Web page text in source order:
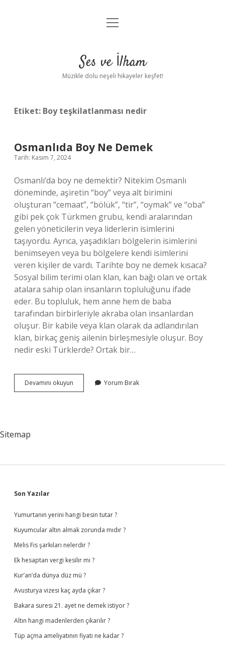
Anasayfa
Yasal Uyarı
menüyü
Ses ve İlham
Müzikle dolu neşeli hikayeler keşfet!
Etiket: Boy teşkilatlanması nedir
Osmanlıda Boy Ne Demek
Tarih: Kasım 7, 2024
Osmanlı’da boy ne demektir? Nitekim Osmanlı
döneminde, aşiretin “boy” veya alt birimini
oluşturan “cemaat”, “bölük”, “tir”, “oymak” ve “oba”
gibi pek çok Türkmen grubu, kendi aralarından
gelen yöneticilerin veya liderlerin isimlerini
taşıyordu. Ayrıca, yaşadıkları bölgelerin isimlerini
benimseyen veya bu bölgelere kendi isimlerini
veren kişiler de vardı. Tarihte boy ne demek kısaca?
Sosyal bilim terimi olan klan, kan bağı olan ve ortak
atalara sahip olan insanların topluluğunu ifade
eder. Bu topluluk, hem anne hem de baba
tarafından birbirleriyle akraba olan insanlardan
oluşur. Bir kabile veya klan olarak da adlandırılan
klan, birkaç geniş ailenin birleşmesiyle oluşur. Boy
nedir eski Türklerde? Ortak bir…
Devamını okuyun Osmanlıda
Boy
Yorum Bırak
Sitemap
Sidebar
Son Yazılar
Yumurtanın yerini hangi besin tutar ?
Kuyumcular altın almak zorunda mıdır ?
Melis Fis şarkıları nelerdir ?
Ek hesaptan vergi kesilir mi ?
Kur’an’da dünya düz mü ?
Avusturya vizesi kaç ayda çıkar ?
Bakara suresi 21. ayet ne demek istiyor ?
Altın hangi madenlerden çıkarılır ?
Tüp açma ameliyatının fiyatı ne kadar ?